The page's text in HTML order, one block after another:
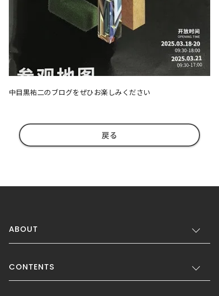
中目黒祐二のブログをぜひお楽しみください
戻る
ABOUT
CONTENTS